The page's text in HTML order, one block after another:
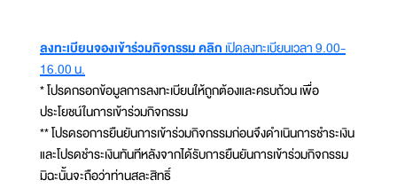
ลงทะเบียนจองเข้าร่วมกิจกรรม คลิกเปิดลงทะเบียนเวลา 9.00-
16.00 น.
* โปรดกรอกข้อมูลการลงทะเบียนให้ถูกต้องและครบถ้วน เพื่อ
ประโยชน์ในการเข้าร่วมกิจกรรม
** โปรดรอการยืนยันการเข้าร่วมกิจกรรมก่อนจึงดำเนินการชำระเงิน
และโปรดชำระเงินทันทีหลังจากได้รับการยืนยันการเข้าร่วมกิจกรรม
มิฉะนั้นจะถือว่าท่านสละสิทธิ์